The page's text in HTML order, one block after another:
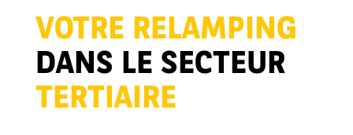
VOTRE RELAMPING
DANS LE SECTEUR
TERTIAIRE